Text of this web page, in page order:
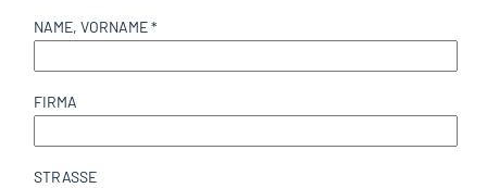
NAME, VORNAME *
FIRMA
STRASSE